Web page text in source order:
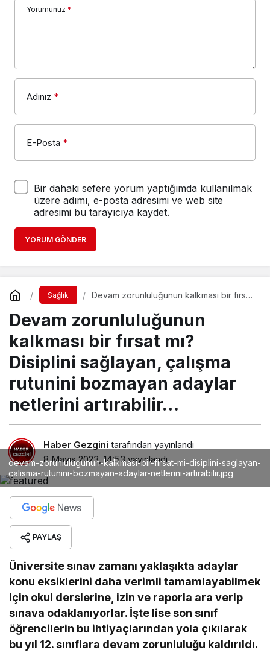
Yorumunuz *
Adınız *
E-Posta *
Bir dahaki sefere yorum yaptığımda kullanılmak
üzere adımı, e-posta adresimi ve web site
adresimi bu tarayıcıya kaydet.
YORUM GÖNDER
Sağlık
Devam zorunluluğunun kalkması bir fırsat
bozmayan adaylar netlerini artırabilir…
Devam zorunluluğunun
kalkması bir fırsat mı?
Disiplini sağlayan, çalışma
rutunini bozmayan adaylar
netlerini artırabilir…
Haber Gezgini tarafından yayınlandı
8 Mayıs 2023, 14:53yayınlandı
devam-zorunlulugunun-kalkmasi-bir-firsat-mi-disiplini-saglayan-
calisma-rutunini-bozmayan-adaylar-netlerini-artirabilir.jpg
PAYLAŞ
Üniversite sınav zamanı yaklaşıkta adaylar
konu eksiklerini daha verimli tamamlayabilmek
için okul derslerine, izin ve raporla ara verip
sınava odaklanıyorlar. İşte lise son sınıf
öğrencilerin bu ihtiyaçlarından yola çıkılarak
bu yıl 12. sınıflara devam zorunluluğu kaldırıldı.